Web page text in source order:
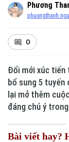
Phương
0
Đổi mới xúc tiến
bổ sung 5
lại mở thêm
đáng chú ý
Bài viết hay?